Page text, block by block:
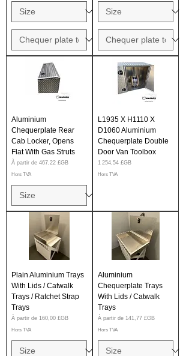
Aluminium
Chequerplate Rear
Cab Locker, Opens
Flat With Gas Struts
À partir de 467,22 £GB
Prix promotionnel
Hors TVA
L1935 X H1110 X
D1060 Aluminium
Chequerplate Double
Door Van Toolbox
Prix
1 254,54 £GB
Hors TVA
Plain Aluminium Trays
With Lids / Catwalk
Trays / Ratchet Strap
Trays
À partir de 160,00 £GB
Prix promotionnel
Hors TVA
Aluminium
Chequerplate Trays
With Lids / Catwalk
Trays
À partir de 141,77 £GB
Prix promotionnel
Hors TVA